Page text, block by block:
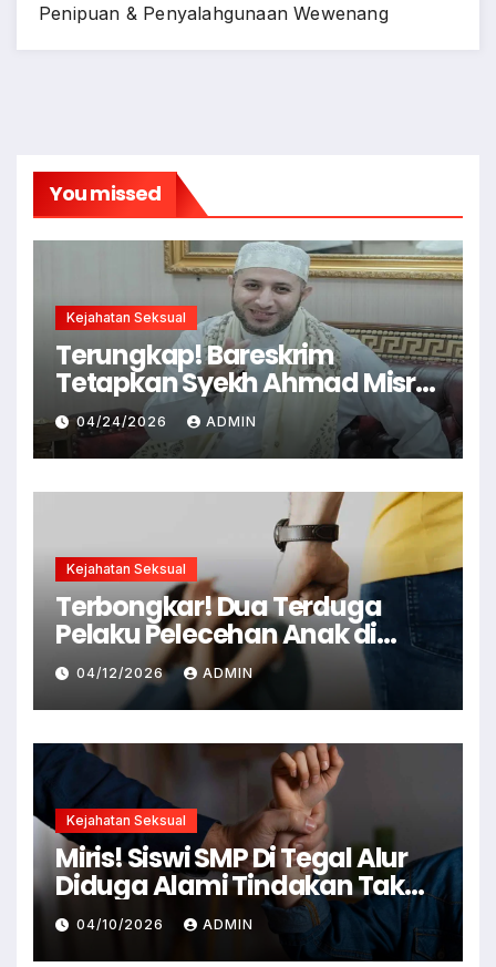
Penipuan & Penyalahgunaan Wewenang
You missed
Kejahatan Seksual
Terungkap! Bareskrim
Tetapkan Syekh Ahmad Misry
Tersangka, Kasus Dugaan
Pelecehan Seksual
04/24/2026 ADMIN
Kejahatan Seksual
Terbongkar! Dua Terduga
Pelaku Pelecehan Anak di
Cianjur Ditangkap Polisi
04/12/2026 ADMIN
Kejahatan Seksual
Miris! Siswi SMP Di Tegal Alur
Diduga Alami Tindakan Tak
Senonoh Di Sekolah
04/10/2026 ADMIN